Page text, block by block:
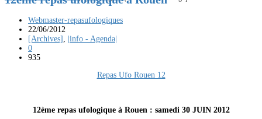
Webmaster-repasufologiques
22/06/2012
[Archives] , |info - Agenda|
0
935
Repas Ufo Rouen 12
12ème repas ufologique à Rouen : samedi 30 JUIN 2012